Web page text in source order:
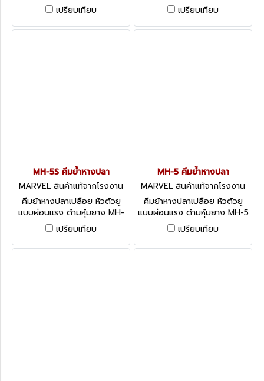
เปรียบเทียบ
เปรียบเทียบ
MH-5S คีมย้ำหางปลา
MARVEL สินค้าแท้จากโรงงาน
MH-5S
คีมย้าหางปลาเปลือย หัวตัวยู
แบบผ่อนแรง ด้ามหุ้มยาง MH-
5S
เปรียบเทียบ
MH-5 คีมย้ำหางปลา
MARVEL สินค้าแท้จากโรงงาน
MH-5
คีมย้าหางปลาเปลือย หัวตัวยู
แบบผ่อนแรง ด้ามหุ้มยาง MH-5
เปรียบเทียบ